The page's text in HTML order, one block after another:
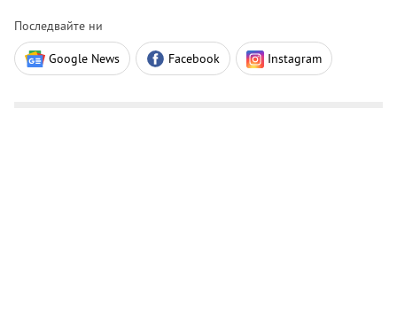
Последвайте ни
Google News Facebook Instagram